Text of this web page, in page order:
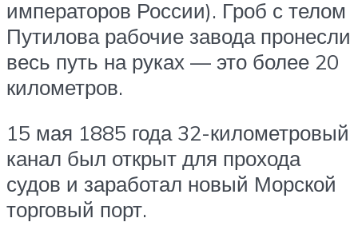
императоров России). Гроб с телом
Путилова рабочие завода пронесли
весь путь на руках — это более 20
километров.
15 мая 1885 года 32-километровый
канал был открыт для прохода
судов и заработал новый Морской
торговый порт.